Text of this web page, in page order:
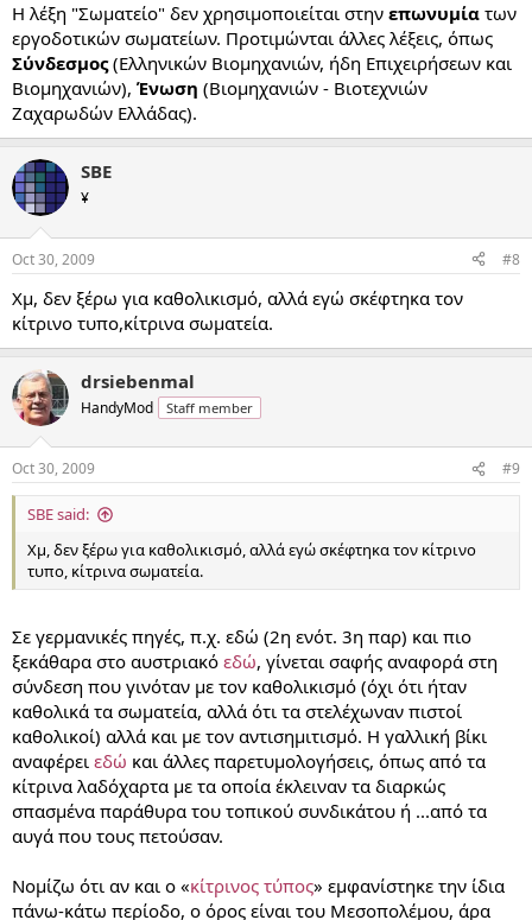
Η λέξη "Σωματείο" δεν χρησιμοποιείται στην επωνυμία των
εργοδοτικών σωματείων. Προτιμώνται άλλες λέξεις, όπως
Σύνδεσμος(Ελληνικών Βιομηχανιών, ήδη Επιχειρήσεων και
Βιομηχανιών), Ένωση (Βιομηχανιών - Βιοτεχνιών
Ζαχαρωδών Ελλάδας).
SBE
¥
Oct 30, 2009 #8
Χμ, δεν ξέρω για καθολικισμό, αλλά εγώ σκέφτηκα τον
κίτρινο τυπο,κίτρινα σωματεία.
drsiebenmal
HandyMod Staff member
Oct 30, 2009 #9
SBE said:
Χμ, δεν ξέρω για καθολικισμό, αλλά εγώ σκέφτηκα τον κίτρινο
τυπο, κίτρινα σωματεία.
Σε γερμανικές πηγές, π.χ. εδώ (2η ενότ. 3η παρ) και πιο
ξεκάθαρα στο αυστριακό εδώ, γίνεται σαφής αναφορά στη
σύνδεση που γινόταν με τον καθολικισμό (όχι ότι ήταν
καθολικά τα σωματεία, αλλά ότι τα στελέχωναν πιστοί
καθολικοί) αλλά και με τον αντισημιτισμό. Η γαλλική βίκι
αναφέρει εδώ και άλλες παρετυμολογήσεις, όπως από τα
κίτρινα λαδόχαρτα με τα οποία έκλειναν τα διαρκώς
σπασμένα παράθυρα του τοπικού συνδικάτου ή ...από τα
αυγά που τους πετούσαν.
Νομίζω ότι αν και ο «κίτρινος τύπος» εμφανίστηκε την ίδια
πάνω-κάτω περίοδο, ο όρος είναι του Μεσοπολέμου, άρα